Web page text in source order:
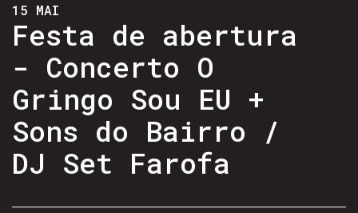
15 MAI
Festa de abertura
- Concerto O
Gringo Sou EU +
Sons do Bairro /
DJ Set Farofa